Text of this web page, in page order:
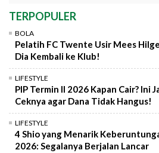
TERPOPULER
BOLA
Pelatih FC Twente Usir Mees
Dia Kembali ke Klub!
LIFESTYLE
PIP Termin II 2026 Kapan Cair? Ini
Ceknya agar Dana Tidak Hangus!
LIFESTYLE
4 Shio yang Menarik
2026: Segalanya Berjalan Lancar